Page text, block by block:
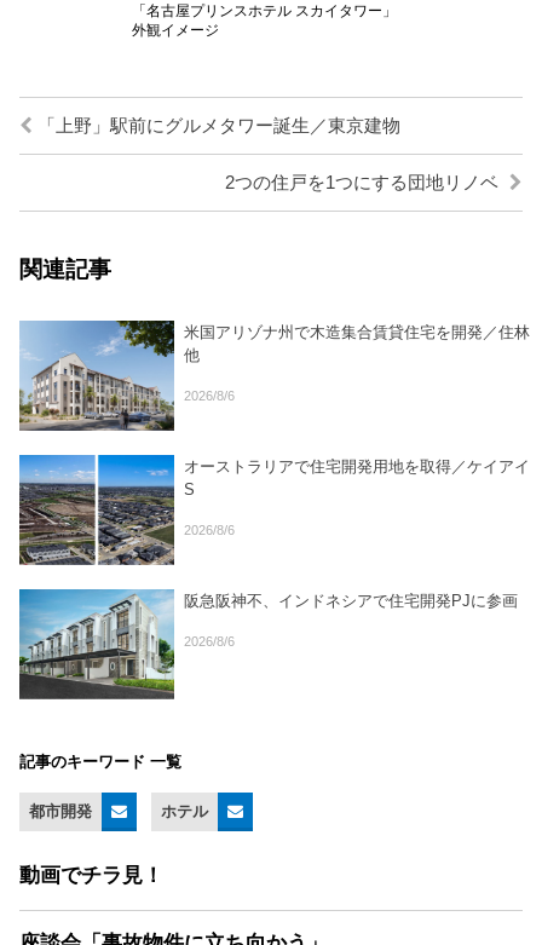
「名古屋プリンスホテル スカイタワー」
外観イメージ
「上野」駅前にグルメタワー誕生／東京建物
2つの住戸を1つにする団地リノベ
関連記事
米国アリゾナ州で木造集合賃貸住宅を開発／住林
他
2026/8/6
オーストラリアで住宅開発用地を取得／ケイアイ
S
2026/8/6
阪急阪神不、インドネシアで住宅開発PJに参画
2026/8/6
記事のキーワード 一覧
都市開発 ホテル
動画でチラ見！